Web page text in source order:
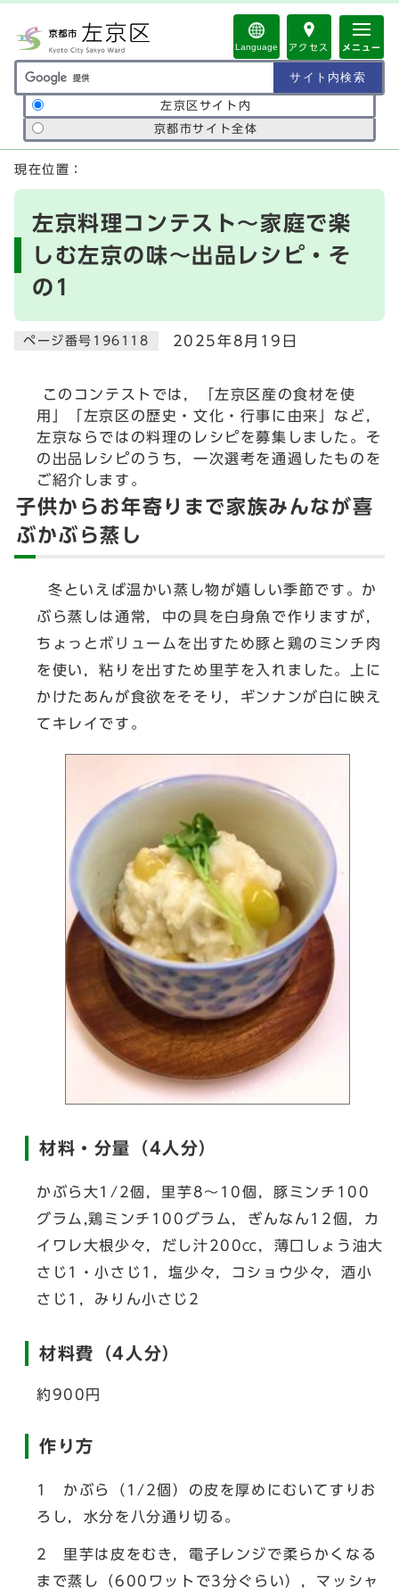
Language アクセス メニュー
サイト内検索の範囲
左京区サイト内
京都市サイト全体
ここから本文です
現在位置：
左京料理コンテスト～家庭で楽
しむ左京の味～出品レシピ・そ
の1
ページ番号196118 2025年8月19日
このコンテストでは，「左京区産の食材を使
用」「左京区の歴史・文化・行事に由来」など，
左京ならではの料理のレシピを募集しました。そ
の出品レシピのうち，一次選考を通過したものを
ご紹介します。
子供からお年寄りまで家族みんなが喜
ぶかぶら蒸し
冬といえば温かい蒸し物が嬉しい季節です。か
ぶら蒸しは通常，中の具を白身魚で作りますが，
ちょっとボリュームを出すため豚と鶏のミンチ肉
を使い，粘りを出すため里芋を入れました。上に
かけたあんが食欲をそそり，ギンナンが白に映え
てキレイです。
材料・分量（4人分）
かぶら大1/2個，里芋8～10個，豚ミンチ100
グラム,鶏ミンチ100グラム，ぎんなん12個，カ
イワレ大根少々，だし汁200㏄，薄口しょう油大
さじ1・小さじ1，塩少々，コショウ少々，酒小
さじ1，みりん小さじ2
材料費（4人分）
約900円
作り方
1 かぶら（1/2個）の皮を厚めにむいてすりお
ろし，水分を八分通り切る。
2 里芋は皮をむき，電子レンジで柔らかくなる
まで蒸し（600ワットで3分ぐらい），マッシャ